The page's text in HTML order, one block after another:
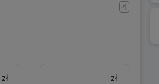
4
zł – zł